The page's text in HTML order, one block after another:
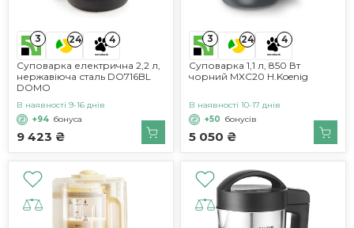
3 24 4
Суповарка електрична 2,2 л,
нержавіюча сталь DO716BL
DOMO
9 423 ₴
В наявності 9-16 днів
+94 бонуса
3 24 4
Суповарка 1,1 л, 850 Вт
чорний MXC20 H.Koenig
5 050 ₴
В наявності 10-17 днів
+50 бонусів